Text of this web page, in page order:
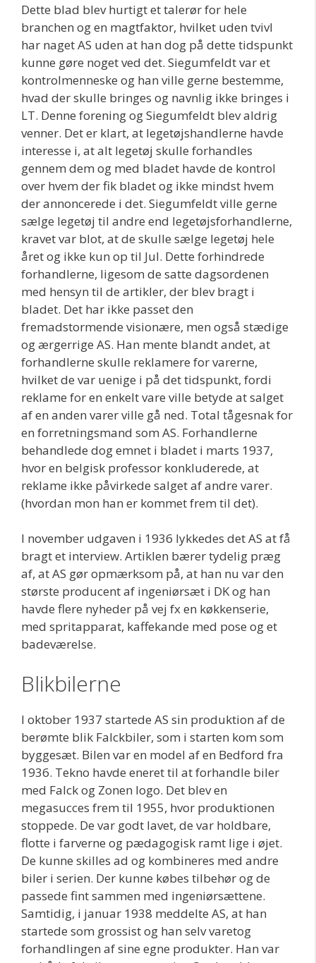
Dette blad blev hurtigt et talerør for hele
branchen og en magtfaktor, hvilket uden tvivl
har naget AS uden at han dog på dette tidspunkt
kunne gøre noget ved det. Siegumfeldt var et
kontrolmenneske og han ville gerne bestemme,
hvad der skulle bringes og navnlig ikke bringes i
LT. Denne forening og Siegumfeldt blev aldrig
venner. Det er klart, at legetøjshandlerne havde
interesse i, at alt legetøj skulle forhandles
gennem dem og med bladet havde de kontrol
over hvem der fik bladet og ikke mindst hvem
der annoncerede i det. Siegumfeldt ville gerne
sælge legetøj til andre end legetøjsforhandlerne,
kravet var blot, at de skulle sælge legetøj hele
året og ikke kun op til Jul. Dette forhindrede
forhandlerne, ligesom de satte dagsordenen
med hensyn til de artikler, der blev bragt i
bladet. Det har ikke passet den
fremadstormende visionære, men også stædige
og ærgerrige AS. Han mente blandt andet, at
forhandlerne skulle reklamere for varerne,
hvilket de var uenige i på det tidspunkt, fordi
reklame for en enkelt vare ville betyde at salget
af en anden varer ville gå ned. Total tågesnak for
en forretningsmand som AS. Forhandlerne
behandlede dog emnet i bladet i marts 1937,
hvor en belgisk professor konkluderede, at
reklame ikke påvirkede salget af andre varer.
(hvordan mon han er kommet frem til det).
I november udgaven i 1936 lykkedes det AS at få
bragt et interview. Artiklen bærer tydelig præg
af, at AS gør opmærksom på, at han nu var den
største producent af ingeniørsæt i DK og han
havde flere nyheder på vej fx en køkkenserie,
med spritapparat, kaffekande med pose og et
badeværelse.
Blikbilerne
I oktober 1937 startede AS sin produktion af de
berømte blik Falckbiler, som i starten kom som
byggesæt. Bilen var en model af en Bedford fra
1936. Tekno havde eneret til at forhandle biler
med Falck og Zonen logo. Det blev en
megasucces frem til 1955, hvor produktionen
stoppede. De var godt lavet, de var holdbare,
flotte i farverne og pædagogisk ramt lige i øjet.
De kunne skilles ad og kombineres med andre
biler i serien. Der kunne købes tilbehør og de
passede fint sammen med ingeniørsættene.
Samtidig, i januar 1938 meddelte AS, at han
startede som grossist og han selv varetog
forhandlingen af sine egne produkter. Han var